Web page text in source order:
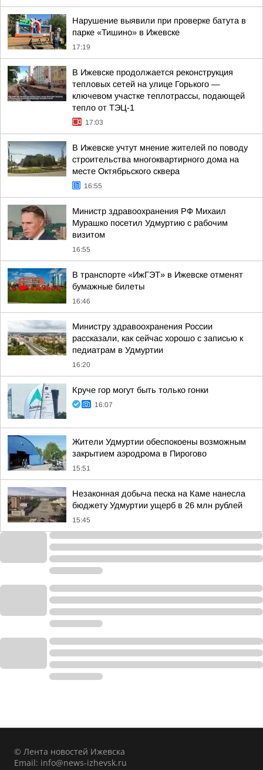
Нарушение выявили при проверке батута в
парке «Тишино» в Ижевске
17:19
В Ижевске продолжается реконструкция
тепловых сетей на улице Горького —
ключевом участке теплотрассы, подающей
тепло от ТЭЦ-1
17:03
В Ижевске учтут мнение жителей по поводу
строительства многоквартирного дома на
месте Октябрьского сквера
16:55
Министр здравоохранения РФ Михаил
Мурашко посетил Удмуртию с рабочим
визитом
16:55
В транспорте «ИжГЭТ» в Ижевске отменят
бумажные билеты
16:46
Министру здравоохранения России
рассказали, как сейчас хорошо с записью к
педиатрам в Удмуртии
16:20
Круче гор могут быть только гонки
16:07
Жители Удмуртии обеспокоены возможным
закрытием аэродрома в Пирогово
15:51
Незаконная добыча песка на Каме нанесла
бюджету Удмуртии ущерб в 26 млн рублей
15:45
© Лента новостей Ижевска
Email: info@news-izhevsk.ru